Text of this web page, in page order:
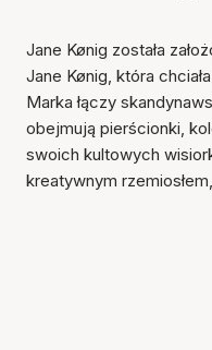
Jane Kønig została
Jane Kønig, która
Marka łączy
obejmują pierścionki,
swoich kultowych
kreatywnym